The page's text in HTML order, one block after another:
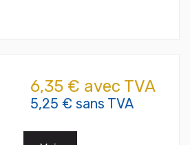
6,35 € avec TVA
5,25 € sans TVA